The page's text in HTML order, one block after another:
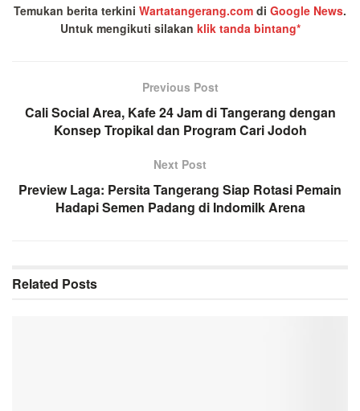
Temukan berita terkini Wartatangerang.com di Google News.
Untuk mengikuti silakan klik tanda bintang*
Previous Post
Cali Social Area, Kafe 24 Jam di Tangerang dengan
Konsep Tropikal dan Program Cari Jodoh
Next Post
Preview Laga: Persita Tangerang Siap Rotasi Pemain
Hadapi Semen Padang di Indomilk Arena
Related Posts